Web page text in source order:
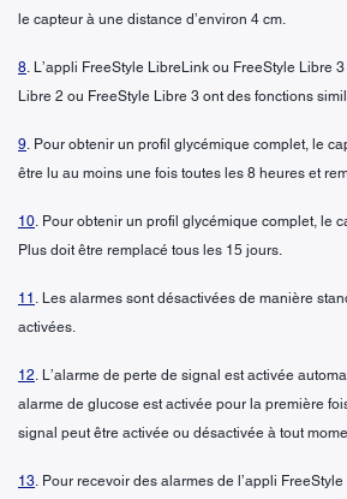
le capteur à une distance d’environ 4 cm.
8. L’appli FreeStyle LibreLink ou FreeStyle Libre
Libre 2 ou FreeStyle Libre 3 ont des fonctions
9. Pour obtenir un profil glycémique complet, le
être lu au moins une fois toutes les 8 heures et
10. Pour obtenir un profil glycémique complet, le
Plus doit être remplacé tous les 15 jours.
11 . Les alarmes sont désactivées de manière
activées.
12. L’alarme de perte de signal est activée
alarme de glucose est activée pour la première
signal peut être activée ou désactivée à tout
13. Pour recevoir des alarmes de l’appli